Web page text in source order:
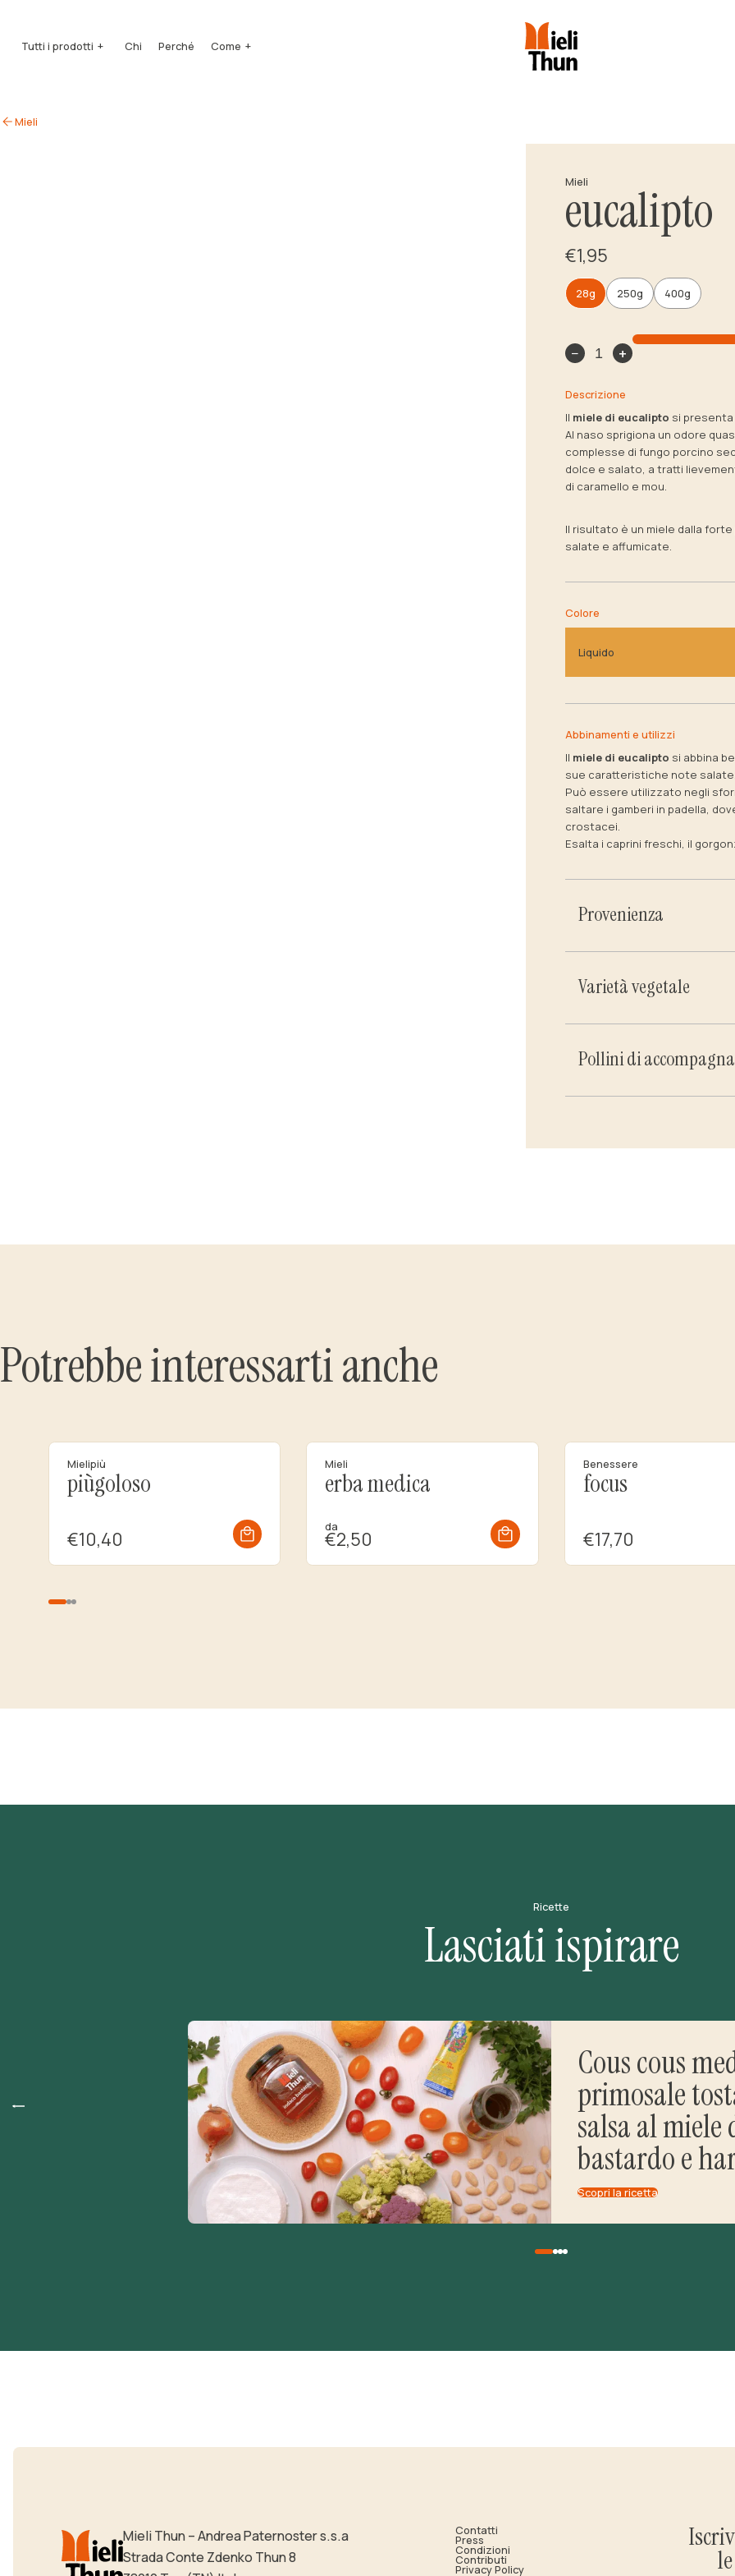
Mieli
Mieli
eucalipto
€1,95
28g 250g 400g
− +
Descrizione
Il miele di eucalipto si
Al naso sprigiona un odore
complesse di fungo porcino
dolce e salato, a tratti
di caramello e mou.
Il risultato è un miele dalla
salate e affumicate.
Colore
Liquido
Abbinamenti e utilizzi
Il miele di eucalipto si abbina
sue caratteristiche note salate.
Può essere utilizzato negli
saltare i gamberi in padella,
crostacei.
Esalta i caprini freschi, il
Provenienza
Varietà vegetale
Pollini di
Potrebbe interessarti anche
Mielipiù
piùgoloso
€10,40
Mieli
erba medica
da
€2,50
Benessere
focus
€17,70
Ricette
Lasciati ispirare
Cous cous
primosale
salsa al miele
bastardo e
Scopri la ricetta
Tutti i prodotti Chi Perché Come
Mieli Thun – Andrea Paternoster s.s.a
Strada Conte Zdenko Thun 8
Contatti
Press
Condizioni
Contributi
Privacy Policy